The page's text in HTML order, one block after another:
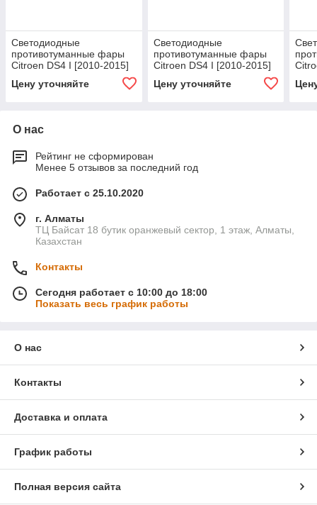
Светодиодные
противотуманные фары
Citroen DS4 I [2010-2015]
Цену уточняйте
Светодиодные
противотуманные фары
Citroen DS4 I [2010-2015]
Цену уточняйте
О нас
Рейтинг не сформирован
Менее 5 отзывов за последний год
Работает с 25.10.2020
г. Алматы
ТЦ Байсат 18 бутик оранжевый сектор, 1 этаж, Алматы,
Казахстан
Контакты
Сегодня работает с 10:00 до 18:00
Показать весь график работы
О нас
Контакты
Доставка и оплата
График работы
Полная версия сайта